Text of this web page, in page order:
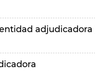
adjudicadora